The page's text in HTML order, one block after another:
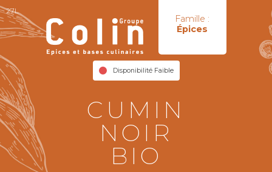
Famille :
Épices
Disponibilité Faible
27L
CUMIN
NOIR
BIO